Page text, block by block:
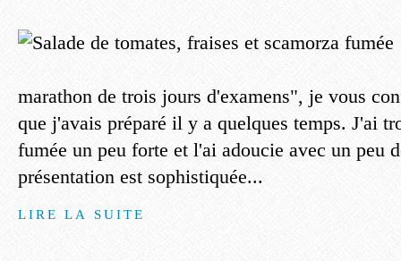
marathon de trois jours d'examens", je vous
que j'avais préparé il y a quelques temps. J'ai
fumée un peu forte et l'ai adoucie avec un peu
présentation est sophistiquée...
LIRE LA SUITE